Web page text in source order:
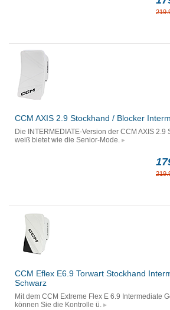
CCM AXIS 2.9 Stockhand / Blocker
Die INTERMEDIATE-Version der CCM AXIS 2.9
weiß bietet wie die Senior-Mode.
CCM Eflex E6.9 Torwart Stockhand
Schwarz
Mit dem CCM Extreme Flex E 6.9 Intermediate
können Sie die Kontrolle ü.